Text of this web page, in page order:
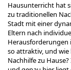
Hausunterricht hat
zu traditionellen
Stadt mit einer
Eltern nach
Herausforderungen
so attraktiv, und
Nachhilfe zu